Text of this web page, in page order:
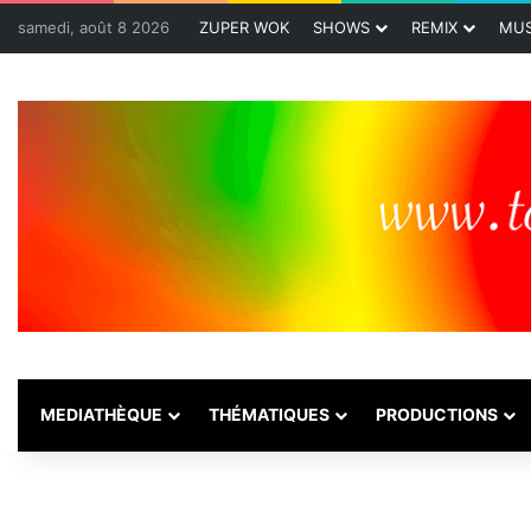
samedi, août 8 2026 ZUPER WOK SHOWS REMIX
MEDIATHÈQUE THÉMATIQUES PRODUCTIONS